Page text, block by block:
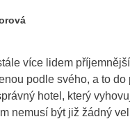
více lidem
podle svého, a to do
hotel, který
nemusí být již žádný